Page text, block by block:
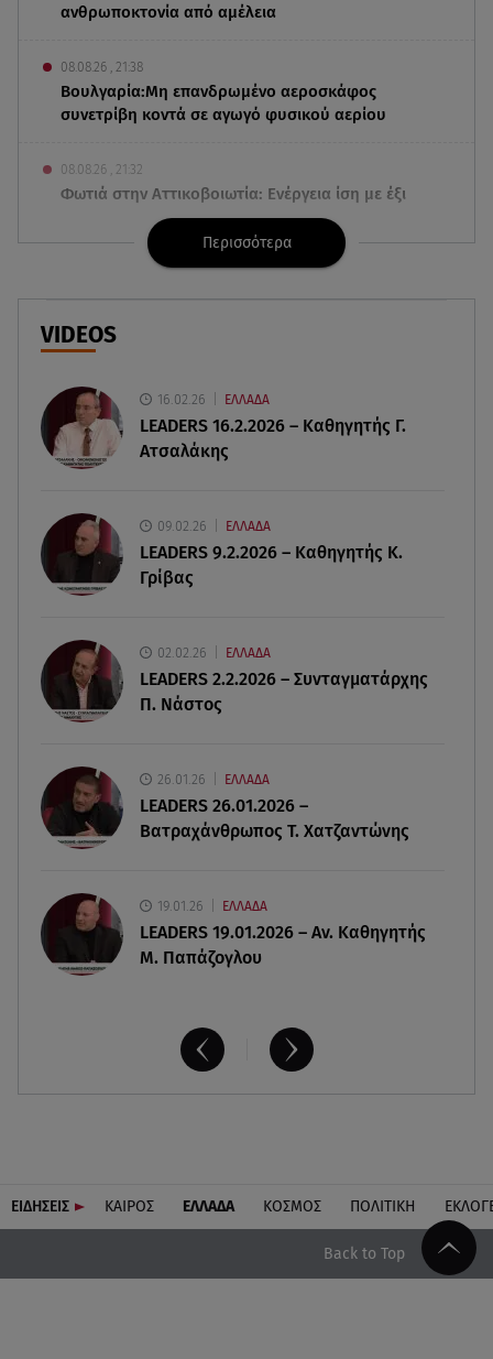
ανθρωποκτονία από αμέλεια
08.08.26 , 21:38
Βουλγαρία:Μη επανδρωμένο αεροσκάφος
συνετρίβη κοντά σε αγωγό φυσικού αερίου
08.08.26 , 21:32
Φωτιά στην Αττικοβοιωτία: Ενέργεια ίση με έξι
ατομικές βόμβες
«Ισλαμικό ΝΑΤΟ»: Πώς επηρεάζεται η Ελλάδα
Τραγωδία στην Πάρο: Νεκρό 4χρονο παιδί σε
πισίνα
500 για το 2026
08.08.26 , 17:45
08.08.26 , 17:44
Νεκρή μεγαλόσωμη αρκούδα στην Καστοριά,
πιθανόν από πυροβολισμό
08.08.26 , 17:32
Τζο Μπάιντεν: Ο καρκίνος έχει εξαπλωθεί - Η
ανακοίνωση του γιου του
Περισσότερα
VIDEOS
16.02.26 ΕΛΛΑΔΑ
LEADERS 16.2.2026 – Καθηγητής Γ.
Ατσαλάκης
09.02.26 ΕΛΛΑΔΑ
LEADERS 9.2.2026 – Καθηγητής Κ.
Γρίβας
02.02.26 ΕΛΛΑΔΑ
LEADERS 2.2.2026 – Συνταγματάρχης
Π. Νάστος
26.01.26 ΕΛΛΑΔΑ
LEADERS 26.01.2026 –
Βατραχάνθρωπος Τ. Χατζαντώνης
19.01.26 ΕΛΛΑΔΑ
LEADERS 19.01.2026 – Αν. Καθηγητής
Μ. Παπάζογλου
ΕΙΔΗΣΕΙΣ ΚΑΙΡΟΣ ΕΛΛΑΔΑ ΚΟΣΜΟΣ ΠΟΛΙΤΙΚΗ
Back to Top